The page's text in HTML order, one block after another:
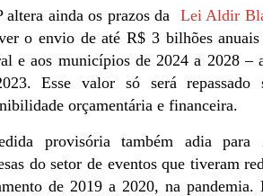
altera ainda os prazos da Lei Aldir
o envio de até R$ 3 bilhões
e aos municípios de 2024 a 2028 –
Esse valor só será
orçamentária e financeira.
provisória também adia para
do setor de eventos que tiveram
de 2019 a 2020, na